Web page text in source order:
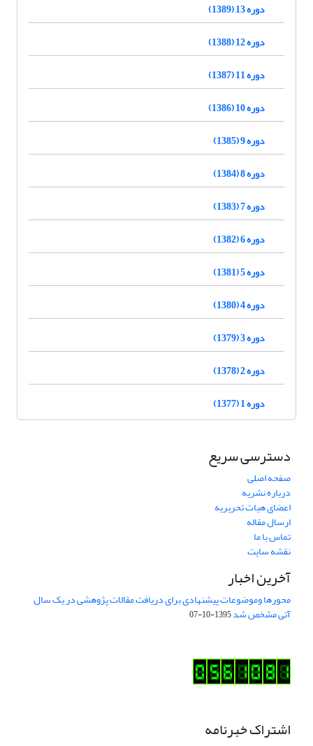
دوره 13 (1389)
دوره 12 (1388)
دوره 11 (1387)
دوره 10 (1386)
دوره 9 (1385)
دوره 8 (1384)
دوره 7 (1383)
دوره 6 (1382)
دوره 5 (1381)
دوره 4 (1380)
دوره 3 (1379)
دوره 2 (1378)
دوره 1 (1377)
دسترسی سریع
صفحه اصلی
درباره نشریه
اعضای هیات تحریریه
ارسال مقاله
تماس با ما
نقشه سایت
آخرین اخبار
محورها وموضوعات پیشنهادی برای دریافت مقالات پژوهشی در یک سال
آتی مشخص شد1395-10-07
اشتراک خبرنامه